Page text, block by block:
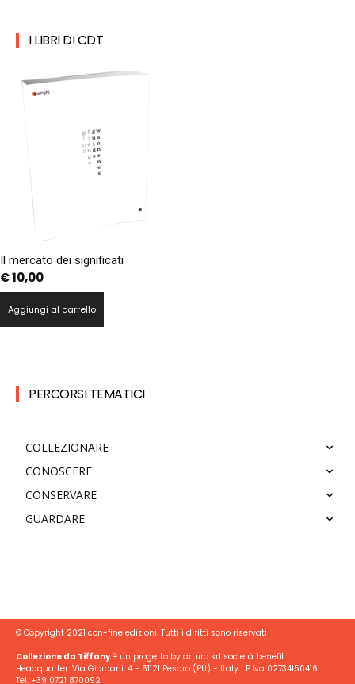
I LIBRI DI CDT
Il mercato dei significati
€10,00
Aggiungi al carrello
PERCORSI TEMATICI
COLLEZIONARE
CONOSCERE
CONSERVARE
GUARDARE
© Copyright 2021 con-fine edizioni. Tutti i diritti sono riservati
Collezione da Tiffanyè un progetto by arturo srl società benefit
Headquarter: Via Giordani, 4 - 61121 Pesaro (PU) - Italy | P.Iva 02734150416
Tel. +39 0721 870092